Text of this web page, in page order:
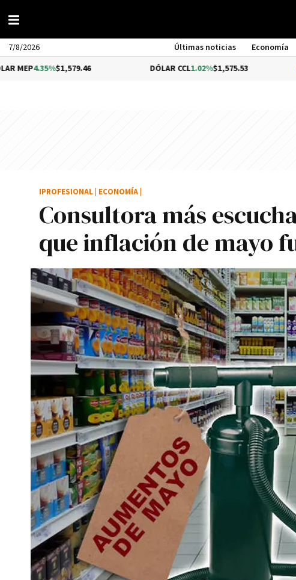
7/8/2026 Últimas noticias Economía
$1,579.46 1.02%$1,575.53
Consultora más
que inflación de mayo
IPROFESIONAL ECONOMÍA